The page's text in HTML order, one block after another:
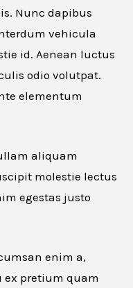
Nunc dapibus
vehicula
id. Aenean luctus
odio volutpat.
elementum
aliquam
molestie lectus
egestas justo
enim a,
pretium quam